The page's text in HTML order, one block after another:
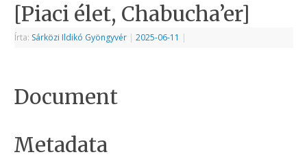
[Piaci élet, Chabucha’er]
Írta: Sárközi Ildikó Gyöngyvér | 2025-06-11 |
Document
Metadata